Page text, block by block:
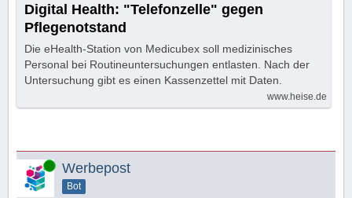
Digital Health: "Telefonzelle" gegen
Pflegenotstand
Die eHealth-Station von Medicubex soll medizinisches
Personal bei Routineuntersuchungen entlasten. ​Nach der
Untersuchung gibt es einen Kassenzettel mit Daten.
www.heise.de
Online Werbepost
Bot